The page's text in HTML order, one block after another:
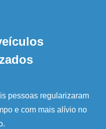
pessoas regularizaram
e com mais alívio no